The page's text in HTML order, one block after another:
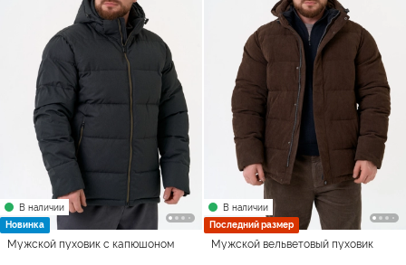
В наличии
Новинка
Мужской пуховик с капюшоном
В наличии
Последний размер
Мужской вельветовый пуховик